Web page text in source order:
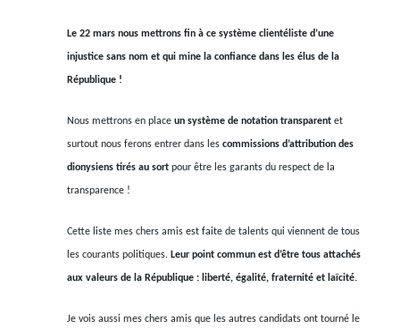
Le 22 mars nous mettrons fin à ce système clientéliste d’une
injustice sans nom et qui mine la confiance dans les élus de la
République !
Nous mettrons en place un système de notation transparent et
surtout nous ferons entrer dans les commissions d’attribution des
dionysiens tirés au sort pour être les garants du respect de la
transparence !
Cette liste mes chers amis est faite de talents qui viennent de tous
les courants politiques. Leur point commun est d’être tous attachés
aux valeurs de la République : liberté, égalité, fraternité et laïcité.
Je vois aussi mes chers amis que les autres candidats ont tourné le